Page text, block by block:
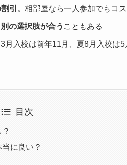
引 。相部屋なら一人参加でもコ
別の選択肢が合う こともある
3月入校は前年11月、夏8月入校は5
目次
に良い？